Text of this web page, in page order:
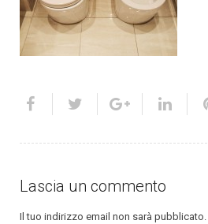
Lascia un commento
Il tuo indirizzo email non sarà pubblicato.